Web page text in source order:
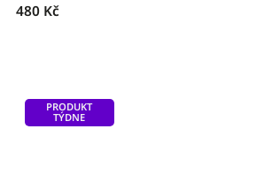
480 Kč
PRODUKT
TÝDNE